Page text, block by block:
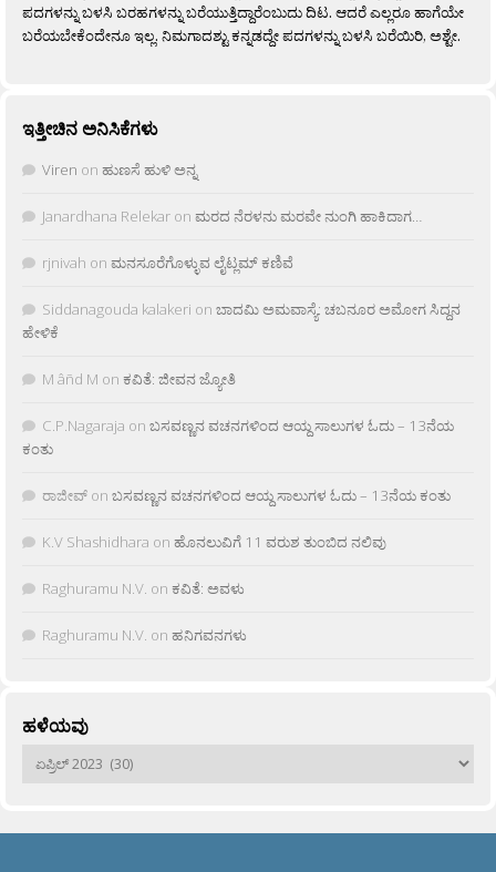
ಪದಗಳನ್ನು ಬಳಸಿ ಬರಹಗಳನ್ನು ಬರೆಯುತ್ತಿದ್ದಾರೆಂಬುದು ದಿಟ. ಆದರೆ ಎಲ್ಲರೂ ಹಾಗೆಯೇ
ಬರೆಯಬೇಕೆಂದೇನೂ ಇಲ್ಲ. ನಿಮಗಾದಶ್ಟು ಕನ್ನಡದ್ದೇ ಪದಗಳನ್ನು ಬಳಸಿ ಬರೆಯಿರಿ, ಅಶ್ಟೇ.
ಇತ್ತೀಚಿನ ಅನಿಸಿಕೆಗಳು
Viren on ಹುಣಸೆ ಹುಳಿ ಅನ್ನ
Janardhana Relekar on ಮರದ ನೆರಳನು ಮರವೇ ನುಂಗಿ ಹಾಕಿದಾಗ…
rjnivah on ಮನಸೂರೆಗೊಳ್ಳುವ ಲೈಟ್ಲಮ್ ಕಣಿವೆ
Siddanagouda kalakeri on ಬಾದಮಿ ಅಮವಾಸ್ಯೆ: ಚಬನೂರ ಅಮೋಗ ಸಿದ್ದನ
ಹೇಳಿಕೆ
M âñd M on ಕವಿತೆ: ಜೀವನ ಜ್ಯೋತಿ
C.P.Nagaraja on ಬಸವಣ್ಣನ ವಚನಗಳಿಂದ ಆಯ್ದ ಸಾಲುಗಳ ಓದು – 13ನೆಯ
ಕಂತು
ರಾಜೀವ್ on ಬಸವಣ್ಣನ ವಚನಗಳಿಂದ ಆಯ್ದ ಸಾಲುಗಳ ಓದು – 13ನೆಯ ಕಂತು
K.V Shashidhara on ಹೊನಲುವಿಗೆ 11 ವರುಶ ತುಂಬಿದ ನಲಿವು
Raghuramu N.V. on ಕವಿತೆ: ಅವಳು
Raghuramu N.V. on ಹನಿಗವನಗಳು
ಹಳೆಯವು
ಹಳೆಯವು